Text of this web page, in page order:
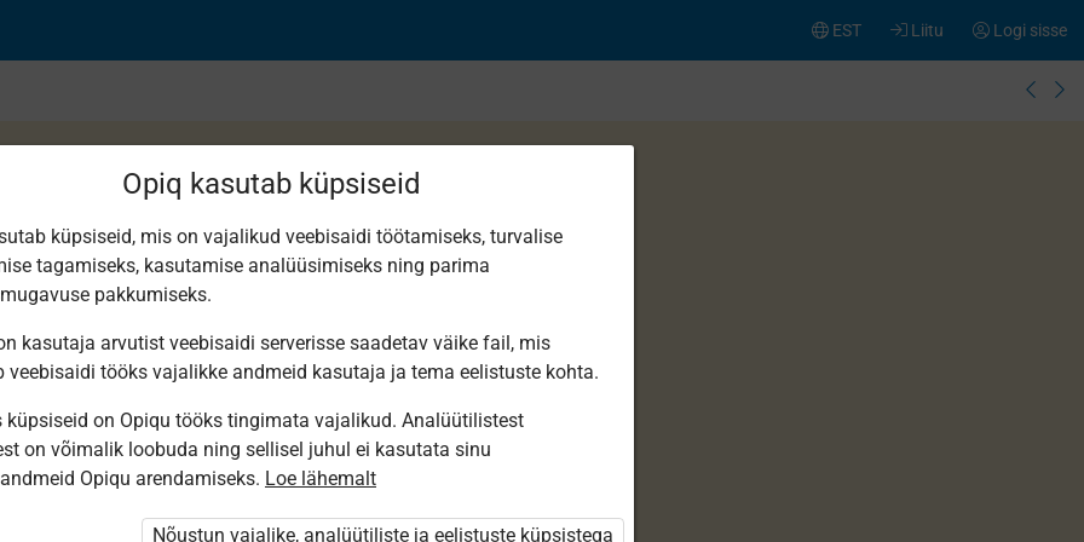
Logi sisse
Liitu
EST
ole Opiqusse sisse logitud.
paketi „Erakasutaja 2024/25”
Opiq kasutab küpsiseid
küpsiseid, mis on vajalikud veebisaidi töötamiseks, turvalise
tagamiseks, kasutamise analüüsimiseks ning parima
pakkumiseks.
kasutaja arvutist veebisaidi serverisse saadetav väike fail, mis
veebisaidi tööks vajalikke andmeid kasutaja ja tema eelistuste kohta.
küpsiseid on Opiqu tööks tingimata vajalikud. Analüütilistest
on võimalik loobuda ning sellisel juhul ei kasutata sinu
Opiqu arendamiseks. Loe lähemalt
Nõustun vajalike, analüütiliste ja eelistuste küpsistega